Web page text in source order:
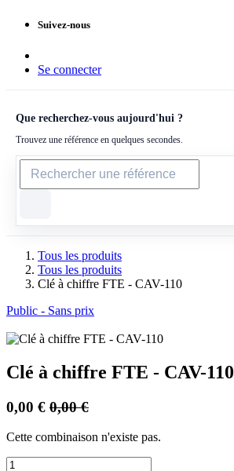
Suivez-nous
Se connecter
Que recherchez-vous aujourd'hui ?
Trouvez une référence en quelques secondes.
Tous les produits
Tous les produits
Clé à chiffre FTE - CAV-110
Public - Sans prix
Clé à chiffre FTE - CAV-110
0,00 € 0,00€
Cette combinaison n'existe pas.